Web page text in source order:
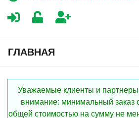
ГЛАВНАЯ
Уважаемые клиенты и
внимание: минимальный заказ
общей стоимостью на сумму не